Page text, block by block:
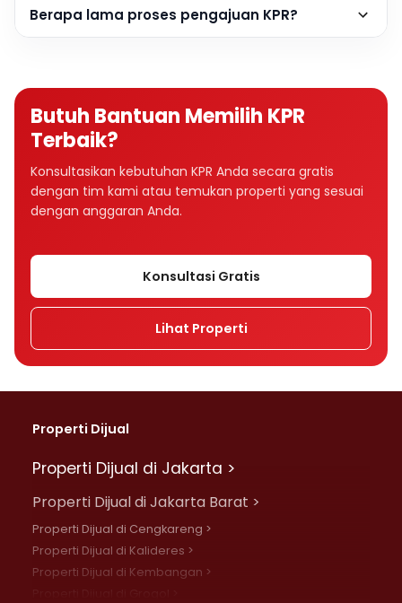
Berapa lama proses pengajuan KPR?
Butuh Bantuan Memilih KPR
Terbaik?
Konsultasikan kebutuhan KPR Anda secara gratis
dengan tim kami atau temukan properti yang sesuai
dengan anggaran Anda.
Konsultasi Gratis
Lihat Properti
Properti Dijual
Properti Dijual di Jakarta >
Properti Dijual di Jakarta Barat >
Properti Dijual di Cengkareng >
Properti Dijual di Kalideres >
Properti Dijual di Kembangan >